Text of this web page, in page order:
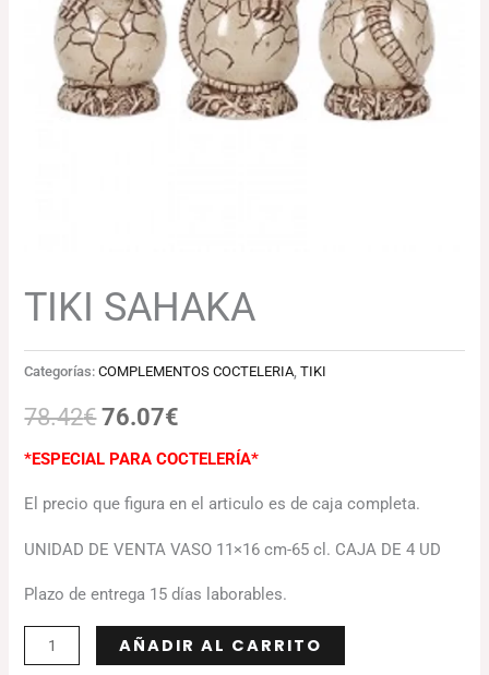
TIKI SAHAKA
Categorías:COMPLEMENTOS COCTELERIA ,TIKI
78.42€
78.42€.
76.07€
76.07€.
*ESPECIAL PARA COCTELERÍA*
El precio que figura en el articulo es de caja completa.
UNIDAD DE VENTA VASO 11×16 cm-65 cl. CAJA DE 4 UD
Plazo de entrega 15 días laborables.
AÑADIR AL CARRITO